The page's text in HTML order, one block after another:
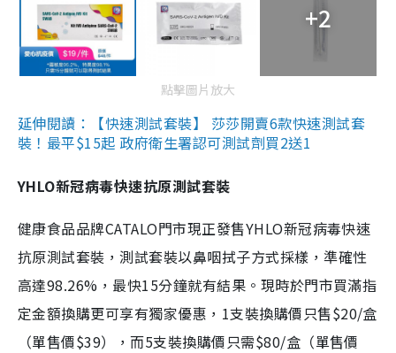
+2
點擊圖片放大
延伸閱讀：【快速測試套裝】 莎莎開賣6款快速測試套
裝！最平$15起 政府衛生署認可測試劑買2送1
YHLO新冠病毒快速抗原測試套裝
健康食品品牌CATALO門市現正發售YHLO新冠病毒快速
抗原測試套裝，測試套裝以鼻咽拭子方式採樣，準確性
高達98.26%，最快15分鐘就有結果。現時於門市買滿指
定金額換購更可享有獨家優惠，1支裝換購價只售$20/盒
（單售價$39），而5支裝換購價只需$80/盒（單售價